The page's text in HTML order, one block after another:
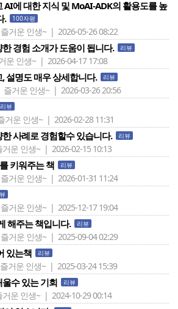
AI에 대한 지식 및 MoAI-ADK의 활용도를 높
.
100자평
즐거운 인생~ | 2026-05-26 08:22
경험 소개가 도움이 됩니다. 리뷰
운 인생~ | 2026-04-17 17:08
설명도 매우 상세합니다. 리뷰
즐거운 인생~ | 2026-03-26 20:56
리뷰
거운 인생~ | 2026-02-28 11:31
사례로 경험할수 있습니다. 리뷰
거운 인생~ | 2026-02-15 10:13
키워주는 책 리뷰
즐거운 인생~ | 2026-01-31 11:24
즐거운 인생~ | 2025-12-17 19:04
해주는 책입니다. 리뷰
즐거운 인생~ | 2025-09-04 02:29
있는책 리뷰
즐거운 인생~ | 2025-03-24 15:39
수 있는 기회 리뷰
거운 인생~ | 2024-10-29 00:14